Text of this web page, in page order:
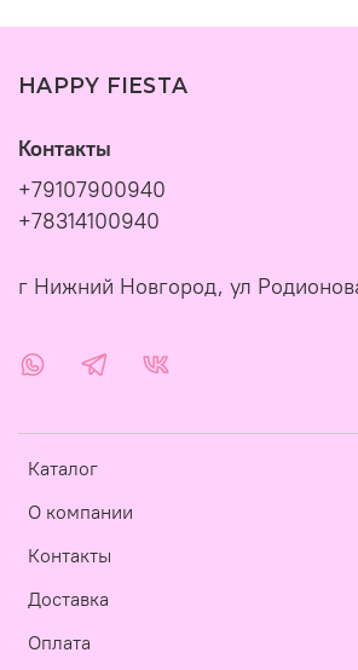
HAPPY FIESTA
Каталог
О компании
Контакты
Доставка
Оплата
Контакты
+79107900940
+78314100940
г Нижний Новгород, ул